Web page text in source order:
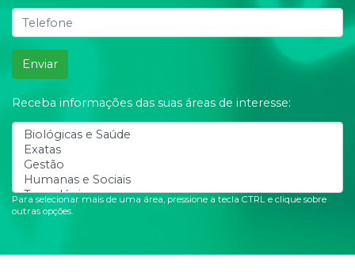
Enviar
Receba informações das suas áreas de interesse:
Para selecionar mais de uma área, pressione a tecla CTRL e clique sobre
outras opções.